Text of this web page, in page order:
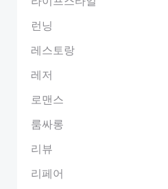
런닝
레스토랑
레저
로맨스
룸싸롱
리뷰
리페어